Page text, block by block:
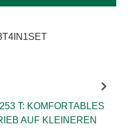
T: KOMFORTABLES
AUF KLEINEREN